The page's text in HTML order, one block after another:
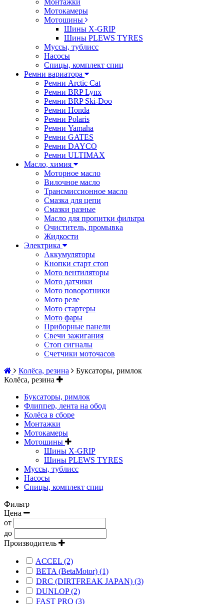
Монтажки
Мотокамеры
Мотошины
Шины X-GRIP
Шины PLEWS TYRES
Муссы, тублисс
Насосы
Спицы, комплект спиц
Ремни вариатора
Ремни Arctic Cat
Ремни BRP Lynx
Ремни BRP Ski-Doo
Ремни Honda
Ремни Polaris
Ремни Yamaha
Ремни GATES
Ремни DAYCO
Ремни ULTIMAX
Масло, химия
Моторное масло
Вилочное масло
Трансмиссионное масло
Смазка для цепи
Смазки разные
Масло для пропитки фильтра
Очиститель, промывка
Жидкости
Электрика
Аккумуляторы
Кнопки старт стоп
Мото вентиляторы
Мото датчики
Мото поворотники
Мото реле
Мото стартеры
Мото фары
Приборные панели
Свечи зажигания
Стоп сигналы
Счетчики моточасов
Колёса, резина
Буксаторы, римлок
Колёса, резина
Буксаторы, римлок
Флиппер, лента на обод
Колёса в сборе
Монтажки
Мотокамеры
Мотошины
Шины X-GRIP
Шины PLEWS TYRES
Муссы, тублисс
Насосы
Спицы, комплект спиц
Фильтр
Цена
от
до
Производитель
ACCEL (2)
BETA (BetaMotor) (1)
DRC (DIRTFREAK JAPAN) (3)
DUNLOP (2)
FAST PRO (3)